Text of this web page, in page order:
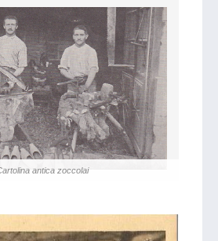
antica zoccolai